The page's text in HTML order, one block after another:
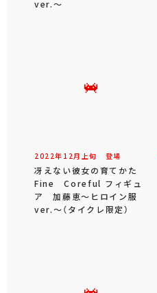
ver.～
2022年 12 月 上旬 登場
冴えない彼女の育てかた
Fine Coreful フィギュ
ア 加藤恵～ヒロイン服
ver.～（タイクレ限定）